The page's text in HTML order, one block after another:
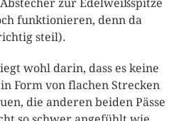
zur Edelweißspitze
funktionieren, denn da
steil).
wohl darin, dass es keine
Form von flachen Strecken
die anderen beiden Pässe